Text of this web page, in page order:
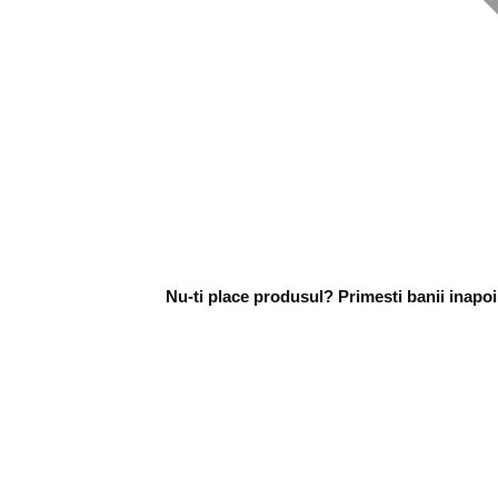
Nu-ti place produsul? Primesti banii